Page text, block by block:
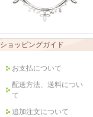
ショッピングガイド
お支払について
配送方法、送料につい
て
追加注文について